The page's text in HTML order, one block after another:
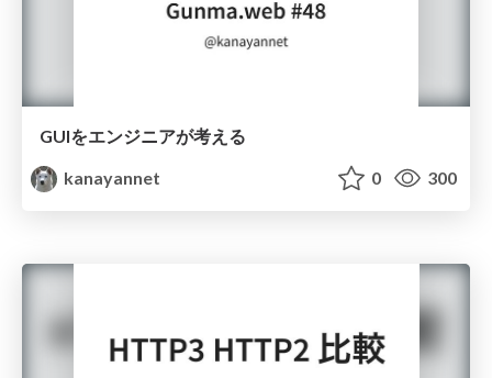
GUIをエンジニアが考える
kanayannet
0 300